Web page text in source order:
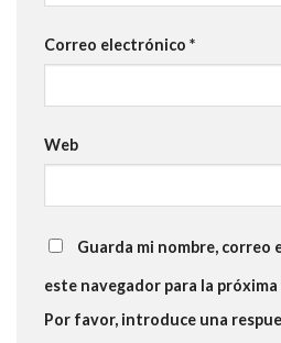
Correo electrónico *
Web
Guarda mi nombre, correo
este navegador para la
Por favor, introduce una